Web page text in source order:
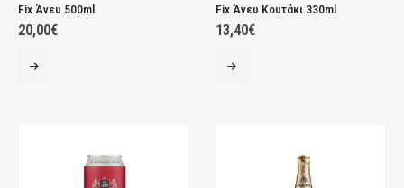
Fix Άνευ 500ml
20,00€
Fix Άνευ Κουτάκι 330ml
13,40€